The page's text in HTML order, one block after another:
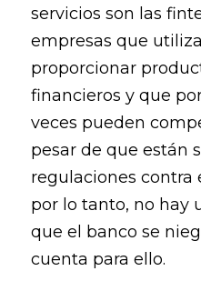
servicios son las
empresas que
proporcionar
financieros y que
veces pueden
pesar de que están
regulaciones contra
por lo tanto, no hay
que el banco se
cuenta para ello.